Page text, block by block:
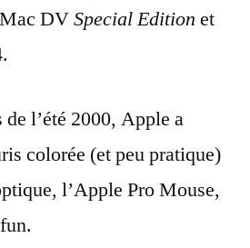
DVSpecial Edition et
l’été 2000, Apple a
colorée (et peu pratique)
l’Apple Pro Mouse,